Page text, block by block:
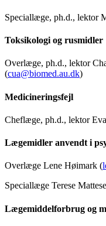
Speciallæge, ph.d., lektor
Toksikologi og rusmidler
Overlæge, ph.d., lektor
(cua@biomed.au.dk)
Medicineringsfejl
Cheflæge, ph.d., lektor
Lægemidler anvendt i
Overlæge Lene Høimark (
Speciallæge Terese
Lægemiddelforbrug og